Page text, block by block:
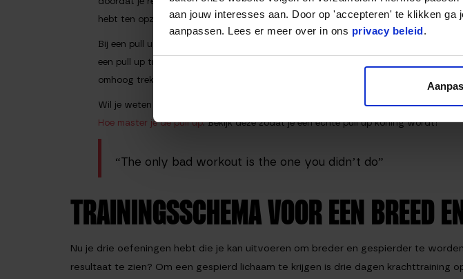
aan jouw interesses aan. Door op 'accepteren' te klikken
aanpassen. Lees er meer over in ons privacy beleid.
hebt ten opzichte van je lichaamsgewicht.
Bij een pull up train je je bovenlichaam, met name de armen, schouders, rug en
een pull up trek je op aan een stang waarbij je je optrekt boven je lichaam. Zorg
omhoog trekt en even kort vast houdt. Zak vervolgens rustig en geleidelijk naar
Wil je weten hoe je de perfecte pull up uitvoert? Hiervoor hebben we speciaal een
Hoe master je de pull up. Bekijk deze zodat je een echte pull up koning wordt!
“The only bad workout is the one you didn’t do”
TRAININGSSCHEMA VOOR EEN BREED
Nu je drie oefeningen hebt die je kan uitvoeren om breder en gespierder te
resultaat te zien? Om een gespierd lichaam te krijgen is drie dagen krachttraining